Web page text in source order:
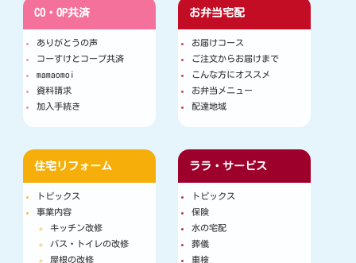
CO・OP共済
ありがとうの声
コーすけとコープ共済
mamaomoi
資料請求
加入手続き
お弁当宅配
お届けコース
ご注文からお届けまで
こんな方にオススメ
お弁当メニュー
配達地域
住宅リフォーム
トピックス
事業内容
キッチン改修
バス・トイレの改修
屋根の改修
ララ・サービス
トピックス
保険
水の宅配
葬儀
車検